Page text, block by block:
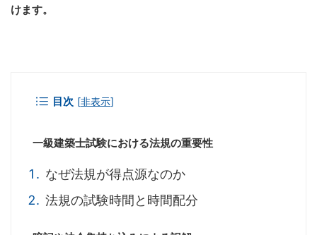
けます。
目次 [非表示]
一級建築士試験における法規の重要性
なぜ法規が得点源なのか
法規の試験時間と時間配分